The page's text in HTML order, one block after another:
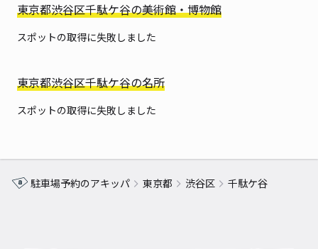
東京都渋谷区千駄ケ谷の美術館・博物館
スポットの取得に失敗しました
東京都渋谷区千駄ケ谷の名所
スポットの取得に失敗しました
駐車場予約のアキッパ 東京都 渋谷区 千駄ケ谷